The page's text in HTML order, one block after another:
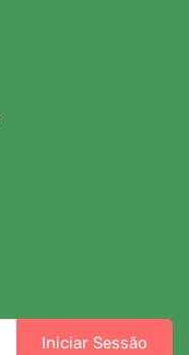
Iniciar Sessão